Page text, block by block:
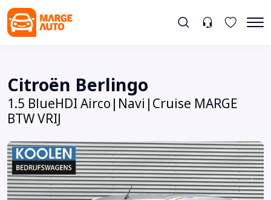
Citroën Berlingo
1.5 BlueHDI Airco|Navi|Cruise MARGE
BTW VRIJ